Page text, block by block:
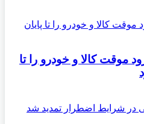
موقت کالا و خودرو را تا